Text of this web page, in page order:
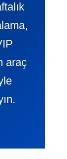
araç